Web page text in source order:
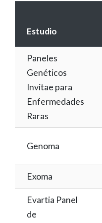
Estudio
Paneles
Genéticos
Invitae para
Enfermedades
Raras
Genoma
Exoma
Evartia Panel
de